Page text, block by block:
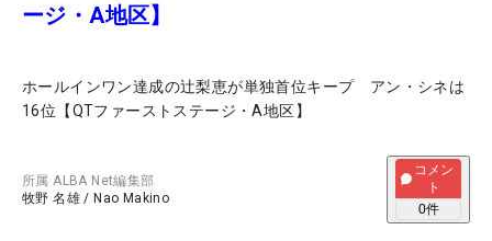
ージ・A地区】
ホールインワン達成の辻梨恵が単独首位キープ アン・シネは
16位【QTファーストステージ・A地区】
所属ALBA Net編集部
牧野 名雄 / Nao Makino
コメン
ト
0件